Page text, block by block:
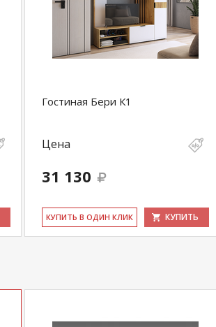
Гостиная Бери К1
Цена
31 130
КУ­ПИТЬ В ОДИН КЛИК КУПИТЬ